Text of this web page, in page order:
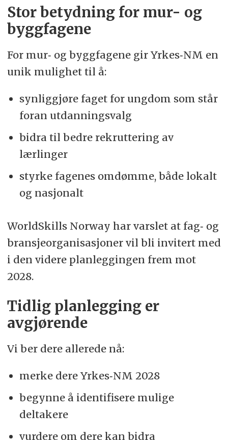
Stor betydning for mur- og
byggfagene
For mur‑ og byggfagene gir Yrkes‑NM en
unik mulighet til å:
synliggjøre faget for ungdom som står
foran utdanningsvalg
bidra til bedre rekruttering av
lærlinger
styrke fagenes omdømme, både lokalt
og nasjonalt
WorldSkills Norway har varslet at fag‑ og
bransjeorganisasjoner vil bli invitert med
i den videre planleggingen frem mot
2028.
Tidlig planlegging er
avgjørende
Vi ber dere allerede nå:
merke dere Yrkes‑NM 2028
begynne å identifisere mulige
deltakere
vurdere om dere kan bidra